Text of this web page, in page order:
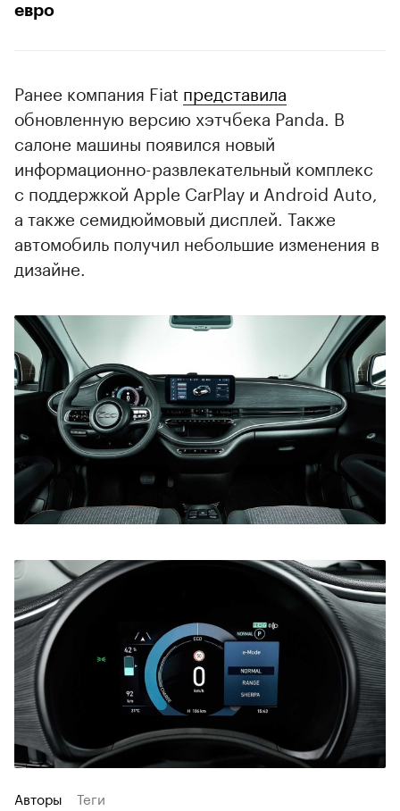
евро
Ранее компания Fiat представила
обновленную версию хэтчбека Panda. В
салоне машины появился новый
информационно-развлекательный комплекс
с поддержкой Apple CarPlay и Android Auto,
а также семидюймовый дисплей. Также
автомобиль получил небольшие изменения в
дизайне.
Авторы Теги